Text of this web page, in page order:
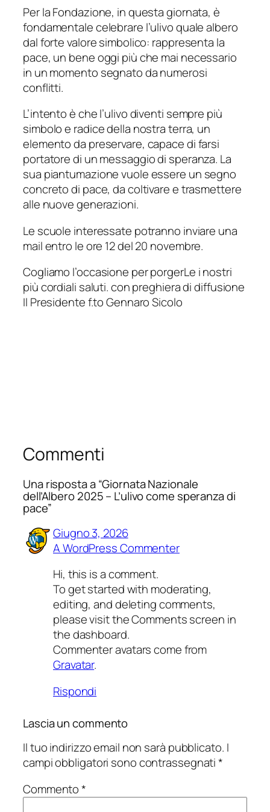
Per la Fondazione, in questa giornata, è
fondamentale celebrare l’ulivo quale albero
dal forte valore simbolico: rappresenta la
pace, un bene oggi più che mai necessario
in un momento segnato da numerosi
conflitti.
L’intento è che l’ulivo diventi sempre più
simbolo e radice della nostra terra, un
elemento da preservare, capace di farsi
portatore di un messaggio di speranza. La
sua piantumazione vuole essere un segno
concreto di pace, da coltivare e trasmettere
alle nuove generazioni.
Le scuole interessate potranno inviare una
mail entro le ore 12 del 20 novembre.
Cogliamo l’occasione per porgerLe i nostri
più cordiali saluti. con preghiera di diffusione
Il Presidente f.to Gennaro Sicolo
Commenti
Una risposta a “Giornata Nazionale
dell’Albero 2025 – L’ulivo come speranza di
pace”
Giugno 3, 2026
A WordPress Commenter
Hi, this is a comment.
To get started with moderating,
editing, and deleting comments,
please visit the Comments screen in
the dashboard.
Commenter avatars come from
Gravatar.
Rispondi
Lascia un commento
Il tuo indirizzo email non sarà pubblicato. I
campi obbligatori sono contrassegnati*
Commento*